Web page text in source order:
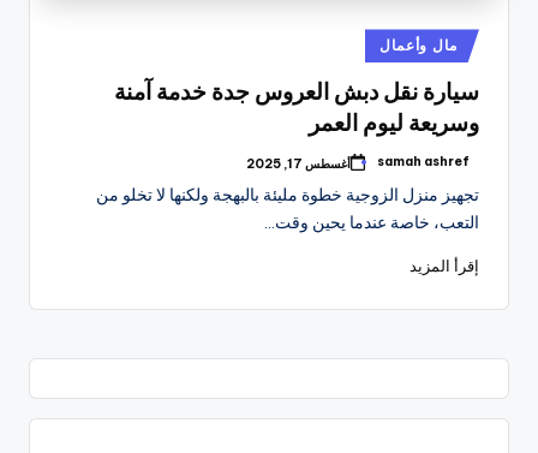
نُشر
في
مال وأعمال
سيارة نقل دبش العروس جدة خدمة آمنة
وسريعة ليوم العمر
تمّ
بواسطة
samah ashref أغسطس 17, 2025
تجهيز منزل الزوجية خطوة مليئة بالبهجة ولكنها لا تخلو من
التعب، خاصة عندما يحين وقت…
إقرأ المزيد